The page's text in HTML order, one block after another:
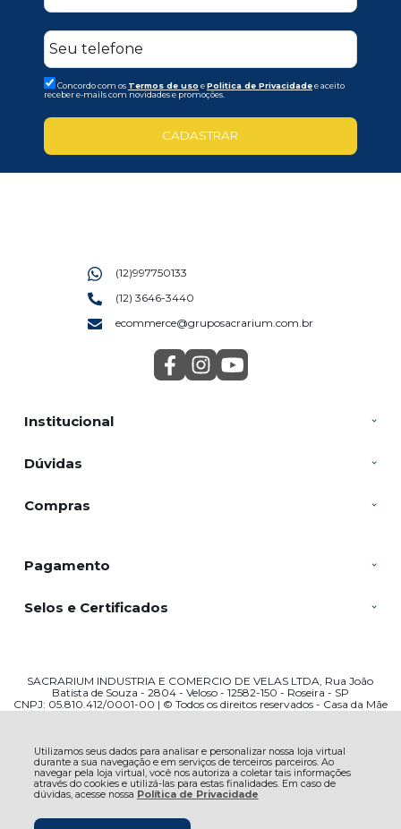
Utilizamos seus dados para analisar e personalizar nossa loja virtual
durante a sua navegação e em serviços de terceiros parceiros. Ao
navegar pela loja virtual, você nos autoriza a coletar tais informações
através do cookies e utilizá-las para estas finalidades. Em caso de
dúvidas, acesse nossa Política de Privacidade
Concordo com os Termos de uso ePolitica de Privacidadee aceito
receber e-mails com novidades e promoções.
CADASTRAR
Institucional
Dúvidas
Compras
(12)997750133
(12) 3646-3440
ecommerce@gruposacrarium.com.br
Pagamento
Selos e Certificados
SACRARIUM INDUSTRIA E COMERCIO DE VELAS LTDA, Rua João
Batista de Souza - 2804 - Veloso - 12582-150 - Roseira - SP
CNPJ: 05.810.412/0001-00 | © Todos os direitos reservados - Casa da Mãe